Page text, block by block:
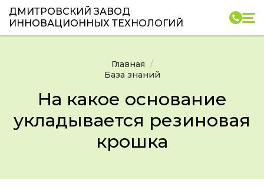
ДМИТРОВСКИЙ ЗАВОД
ИННОВАЦИОННЫХ ТЕХНОЛОГИЙ
Главная
База знаний
На какое основание
укладывается резиновая
крошка